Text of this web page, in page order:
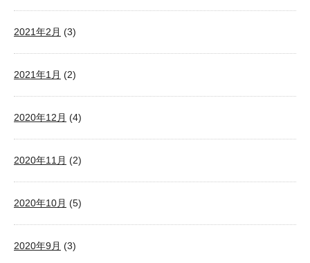
2021年2月 (3)
2021年1月 (2)
2020年12月 (4)
2020年11月 (2)
2020年10月 (5)
2020年9月 (3)